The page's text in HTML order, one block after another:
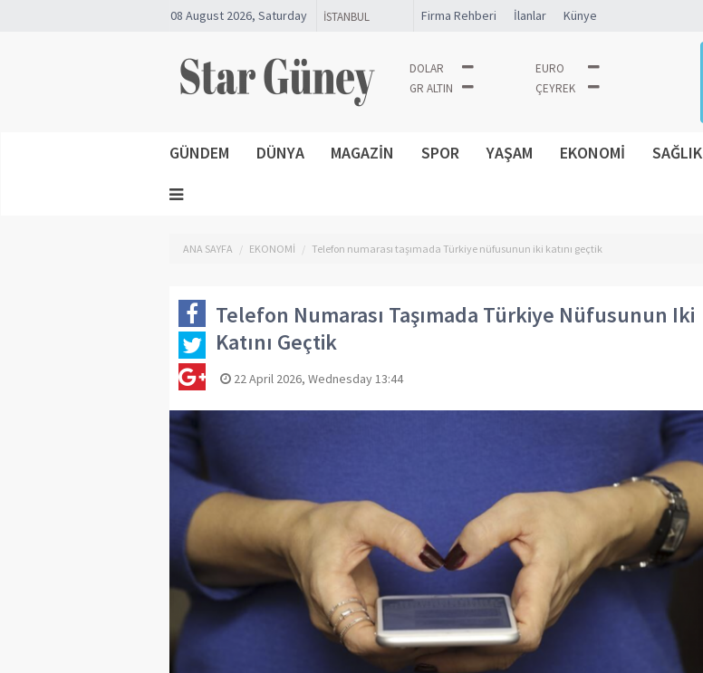
08 August 2026, Saturday Firma Rehberi İlanlar Künye
DOLAR
EURO
GR ALTIN
ÇEYREK
GÜNDEM DÜNYA MAGAZİN SPOR YAŞAM EKONOMİ SAĞLIK
ANA SAYFA EKONOMİ Telefon numarası taşımada Türkiye nüfusunun iki katını geçtik
Telefon Numarası Taşımada Türkiye Nüfusunun Iki
Katını Geçtik
22 April 2026, Wednesday 13:44